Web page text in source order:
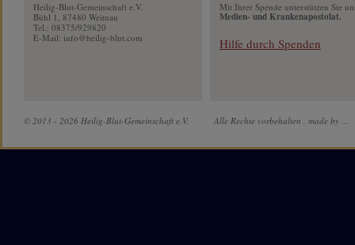
Heilig-Blut-Gemeinschaft e.V.
Bühl 1, 87480 Weitnau
Tel.: 08375/929820
E-Mail: info@heilig-blut.com
Mit Ihrer Spende unterstützen Sie
Medien- und Krankenapostolat.
Hilfe durch Spenden
© 2013 - 2026 Heilig-Blut-Gemeinschaft e.V. Alle Rechte vorbehalten . made by ...